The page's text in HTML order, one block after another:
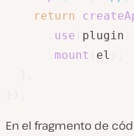
return
use plugin
mount el
En el fragmento de